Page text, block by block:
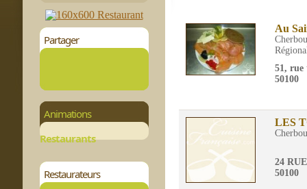
Partager
Animations
Restaurants
Restaurateurs
Au
51, rue
50100
LES
24
50100